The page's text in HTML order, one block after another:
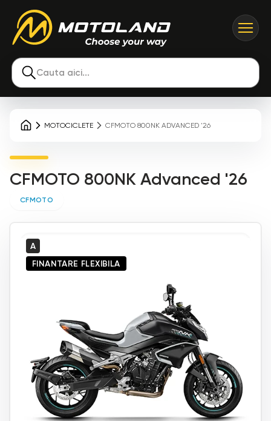
Cauta aici...
MOTOCICLETE CFMOTO 800NK ADVANCED '26
CFMOTO 800NK Advanced '26
CFMOTO
A
FINANTARE FLEXIBILA